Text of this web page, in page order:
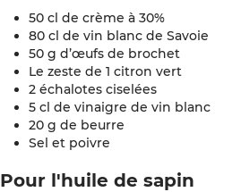
50 cl de crème à 30%
80 cl de vin blanc de Savoie
50 g d’œufs de brochet
Le zeste de 1 citron vert
2 échalotes ciselées
5 cl de vinaigre de vin blanc
20 g de beurre
Sel et poivre
Pour l'huile de sapin